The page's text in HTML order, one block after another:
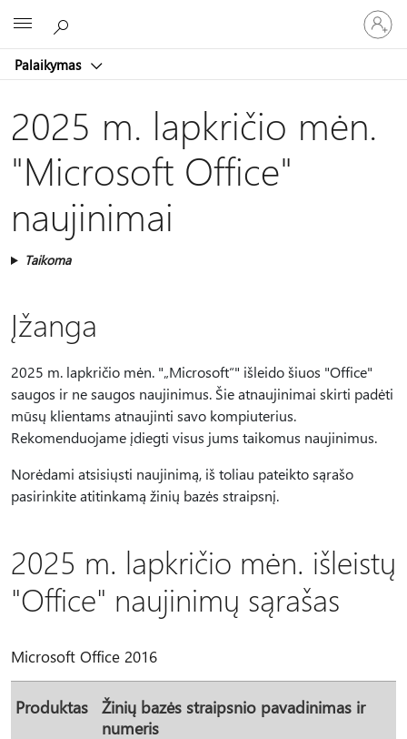
Palaikymas
prie
paskyros
2025 m. lapkričio mėn.
"Microsoft Office"
naujinimai
Taikoma
Įžanga
2025 m. lapkričio mėn. "„Microsoft“" išleido šiuos "Office"
saugos ir ne saugos naujinimus. Šie atnaujinimai skirti padėti
mūsų klientams atnaujinti savo kompiuterius.
Rekomenduojame įdiegti visus jums taikomus naujinimus.
Norėdami atsisiųsti naujinimą, iš toliau pateikto sąrašo
pasirinkite atitinkamą žinių bazės straipsnį.
2025 m. lapkričio mėn. išleistų
"Office" naujinimų sąrašas
Microsoft Office 2016
Produktas
Žinių bazės straipsnio pavadinimas ir
numeris